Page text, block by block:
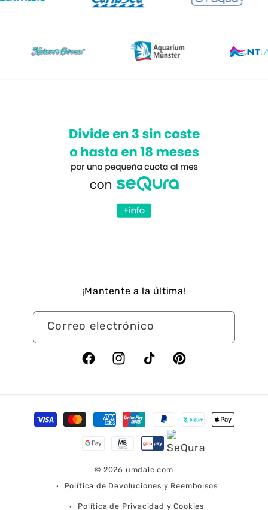
¡Mantente a la última!
Correo electrónico
FacebookInstagramTikTok Pinterest
Formas
de
© 2026 umdale.com
Política de Devoluciones y Reembolsos
Política de Privacidad y Cookies